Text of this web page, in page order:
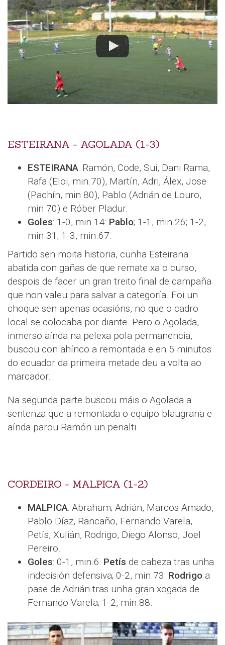
ESTEIRANA - AGOLADA (1-3)
ESTEIRANA: Ramón, Code, Sui, Dani Rama,
Rafa (Eloi, min.70), Martín, Adri, Álex, Jose
(Pachín, min.80), Pablo (Adrián de Louro,
min.70) e Róber Pladur.
Goles: 1-0, min.14: Pablo; 1-1, min.26; 1-2,
min.31; 1-3, min.67.
Partido sen moita historia, cunha Esteirana
abatida con gañas de que remate xa o curso,
despois de facer un gran treito final de campaña
que non valeu para salvar a categoría. Foi un
choque sen apenas ocasións, no que o cadro
local se colocaba por diante. Pero o Agolada,
inmerso aínda na pelexa pola permanencia,
buscou con ahínco a remontada e en 5 minutos
do ecuador da primeira metade deu a volta ao
marcador.
Na segunda parte buscou máis o Agolada a
sentenza que a remontada o equipo blaugrana e
aínda parou Ramón un penalti.
CORDEIRO - MALPICA (1-2)
MALPICA: Abraham; Adrián, Marcos Amado,
Pablo Díaz, Rancaño, Fernando Varela,
Petís, Xulián, Rodrigo, Diego Alonso, Joel
Pereiro.
Goles: 0-1, min.6: Petís de cabeza tras unha
indecisión defensiva; 0-2, min.73: Rodrigo a
pase de Adrián tras unha gran xogada de
Fernando Varela; 1-2, min.88.